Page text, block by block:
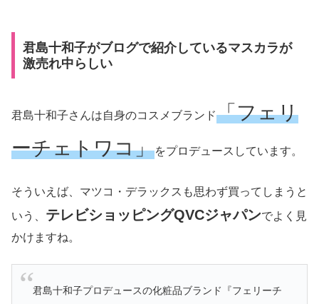
君島十和子がブログで紹介しているマスカラが
激売れ中らしい
君島十和子さんは自身のコスメブランド「フェリ
ーチェトワコ」をプロデュースしています。
そういえば、マツコ・デラックスも思わず買ってしまうと
いう、 テレビショッピングQVCジャパンでよく見
かけますね。
君島十和子プロデュースの化粧品ブランド『フェリーチ